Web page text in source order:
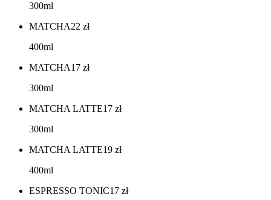
300ml
MATCHA22 zł
400ml
MATCHA17 zł
300ml
MATCHA LATTE17 zł
300ml
MATCHA LATTE19 zł
400ml
ESPRESSO TONIC17 zł